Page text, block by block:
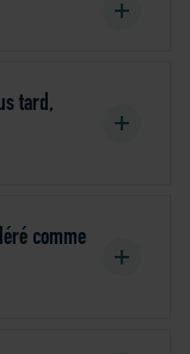
tard,
comme